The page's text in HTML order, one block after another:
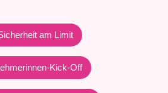
am Limit
Kick-Off